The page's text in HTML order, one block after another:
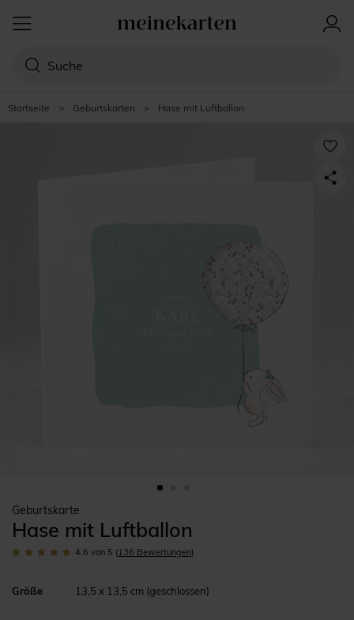
Startseite > Geburtskarten > Hase mit Luftballon
Geburtskarte
Hase mit Luftballon
4.6 von 5 (136 Bewertungen)
Größe 13,5 x 13,5 cm (geschlossen)